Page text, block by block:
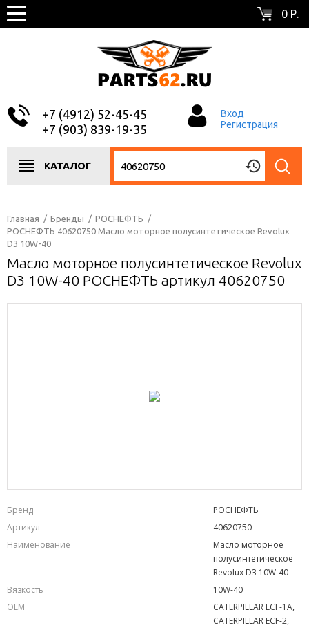
0 Р.
+7 (4912) 52-45-45
+7 (903) 839-19-35
Вход
Регистрация
КАТАЛОГ
Главная / Бренды / РОСНЕФТЬ /
РОСНЕФТЬ 40620750 Масло моторное полусинтетическое Revolux
D3 10W-40
Масло моторное полусинтетическое Revolux
D3 10W-40 РОСНЕФТЬ артикул 40620750
Бренд
РОСНЕФТЬ
Артикул
40620750
Наименование
Масло моторное
полусинтетическое
Revolux D3 10W-40
Вязкость
10W-40
OEM
CATERPILLAR ECF-1A,
CATERPILLAR ECF-2,